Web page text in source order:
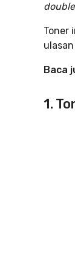
Toner
Baca
1.